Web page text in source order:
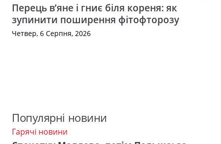
Перець в’яне і гниє біля кореня: як
зупинити поширення фітофторозу
Четвер, 6 Серпня, 2026
Популярні новини
Гарячі новини